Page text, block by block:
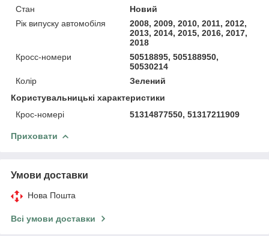
Стан
Новий
Рік випуску автомобіля
2008, 2009, 2010, 2011, 2012,
2013, 2014, 2015, 2016, 2017,
2018
Кросс-номери
50518895, 505188950,
50530214
Колір
Зелений
Користувальницькі характеристики
Крос-номері
51314877550, 51317211909
Приховати
Умови доставки
Нова Пошта
Всі умови доставки